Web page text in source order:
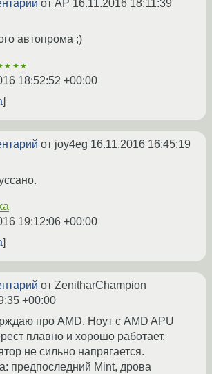
от AP 16.11.2016 18:11:39
автопрома ;)
18:52:52 +00:00
от joy4eg 16.11.2016 16:45:19
19:12:06 +00:00
от ZenitharChampion
+00:00
про AMD. Ноут с AMD APU
плавно и хорошо работает.
не сильно напрягается.
предпоследний Mint, дрова